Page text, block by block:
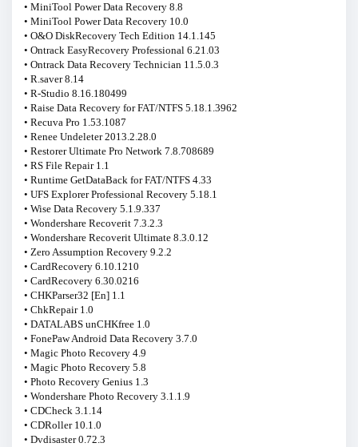
• MiniTool Power Data Recovery 8.8
• MiniTool Power Data Recovery 10.0
• O&O DiskRecovery Tech Edition 14.1.145
• Ontrack EasyRecovery Professional 6.21.03
• Ontrack Data Recovery Technician 11.5.0.3
• R.saver 8.14
• R-Studio 8.16.180499
• Raise Data Recovery for FAT/NTFS 5.18.1.3962
• Recuva Pro 1.53.1087
• Renee Undeleter 2013.2.28.0
• Restorer Ultimate Pro Network 7.8.708689
• RS File Repair 1.1
• Runtime GetDataBack for FAT/NTFS 4.33
• UFS Explorer Professional Recovery 5.18.1
• Wise Data Recovery 5.1.9.337
• Wondershare Recoverit 7.3.2.3
• Wondershare Recoverit Ultimate 8.3.0.12
• Zero Assumption Recovery 9.2.2
• CardRecovery 6.10.1210
• CardRecovery 6.30.0216
• CHKParser32 [En] 1.1
• ChkRepair 1.0
• DATALABS unCHKfree 1.0
• FonePaw Android Data Recovery 3.7.0
• Magic Photo Recovery 4.9
• Magic Photo Recovery 5.8
• Photo Recovery Genius 1.3
• Wondershare Photo Recovery 3.1.1.9
• CDCheck 3.1.14
• CDRoller 10.1.0
• Dvdisaster 0.72.3